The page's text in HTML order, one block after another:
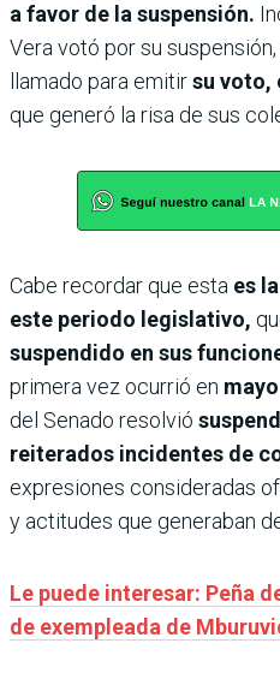
a favor de la suspensión.
Vera votó por su
llamado para emitirsu voto,
que generó la risa de sus
Cabe recordar que esta es
este periodo legislativo,
suspendido en sus
primera vez ocurrió en
del Senado resolvió
reiterados incidentes de
expresiones consideradas
y actitudes que generaban
Le puede interesar: Peña
de exempleada de